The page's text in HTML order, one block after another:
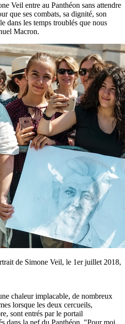
Veil entre au Panthéon sans attendre
que ses combats, sa dignité, son
dans les temps troublés que nous
Macron.
de Simone Veil, le 1er juillet 2018,
chaleur implacable, de nombreux
lorsque les deux cercueils,
sont entrés par le portail
dans la nef du Panthéon. "Pour moi,